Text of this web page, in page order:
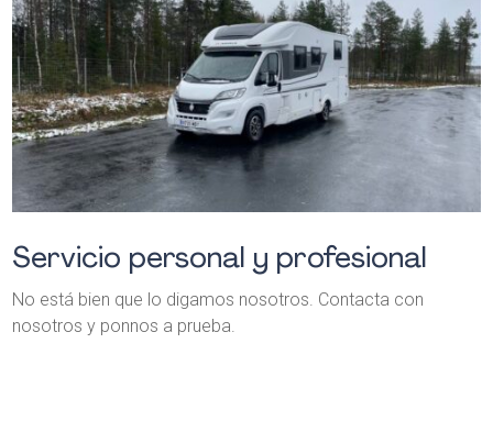
Servicio personal y profesional
No está bien que lo digamos nosotros. Contacta con
nosotros y ponnos a prueba.